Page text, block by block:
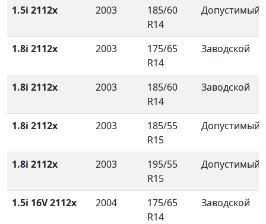
1.5i 2112x 2003
185/60
R14
Допустимый
1.8i 2112x 2003
175/65
R14
Заводской
1.8i 2112x 2003
185/60
R14
Заводской
1.8i 2112x 2003
185/55
R15
Допустимый
1.8i 2112x 2003
195/55
R15
Допустимый
1.5i 16V 2112x 2004
175/65
R14
Заводской